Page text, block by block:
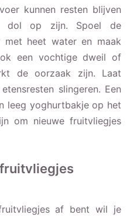
kunnen resten blijven
dol op zijn. Spoel de
met heet water en maak
een vochtige dweil of
de oorzaak zijn. Laat
slingeren. Een
leeg yoghurtbakje op het
om nieuwe fruitvliegjes
af bent wil je